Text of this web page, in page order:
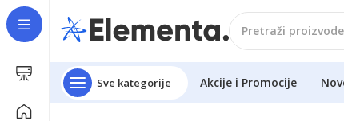
Sve kategorije Akcije i Promocije